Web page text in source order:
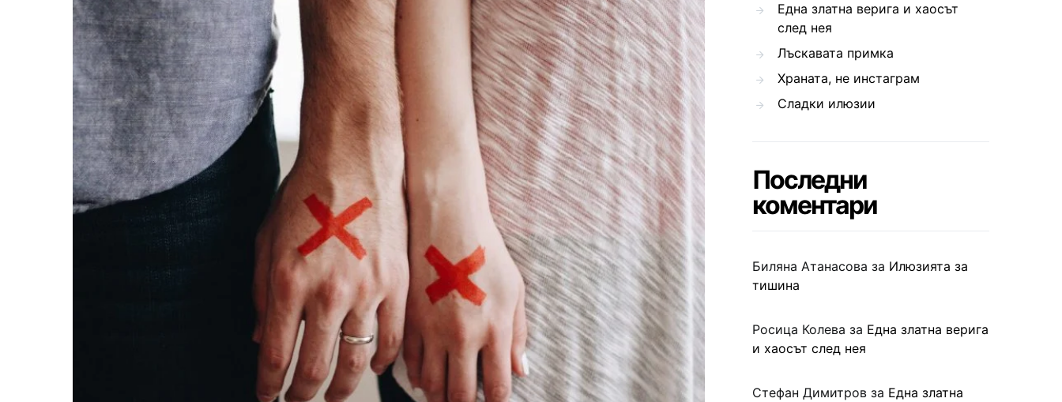
Една златна верига и хаосът
след нея
Лъскавата примка
Храната, не инстаграм
Сладки илюзии
Последни
коментари
Биляна Атанасова за Илюзията за
тишина
Росица Колева за Една златна верига
и хаосът след нея
Стефан Димитров за Една златна